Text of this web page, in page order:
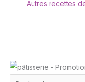
Autres recettes